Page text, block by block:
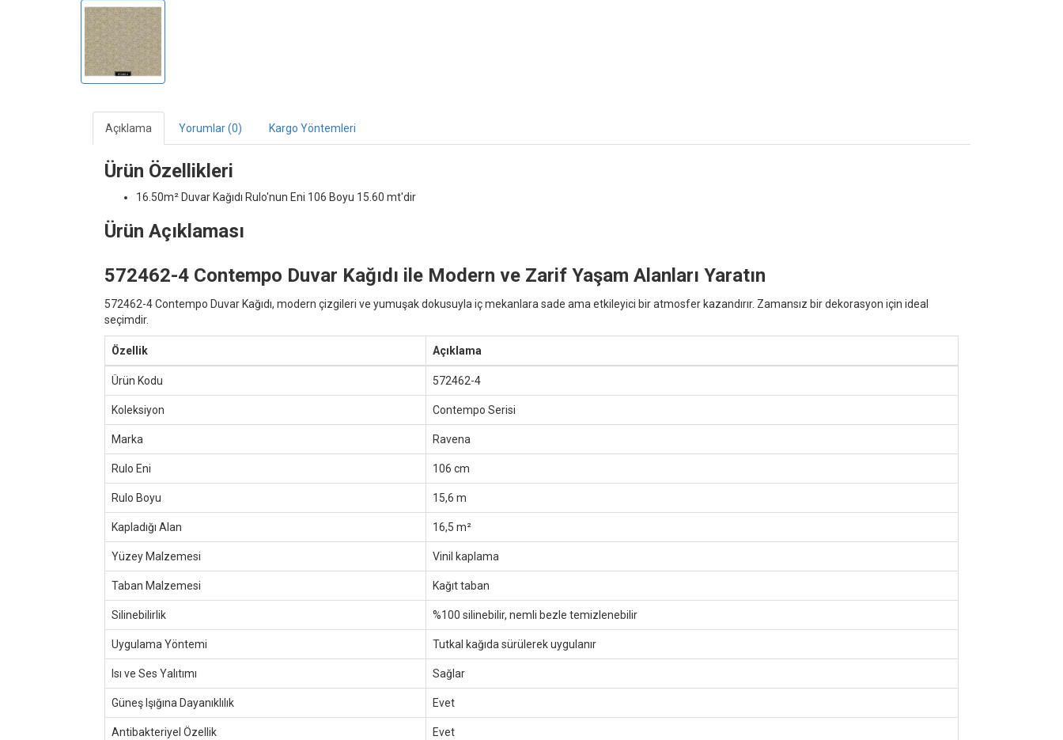
Açıklama Yorumlar (0) Kargo Yöntemleri
Ürün Özellikleri
16.50m² Duvar Kağıdı Rulo'nun Eni 106 Boyu 15.60 mt'dir
Ürün Açıklaması
572462-4 Contempo Duvar Kağıdı ile Modern ve Zarif Yaşam Alanları Yaratın
572462-4 Contempo Duvar Kağıdı, modern çizgileri ve yumuşak dokusuyla iç mekanlara sade ama etkileyici bir atmosfer kazandırır. Zamansız bir dekorasyon için ideal
seçimdir.
Özellik Açıklama
Ürün Kodu 572462-4
Koleksiyon Contempo Serisi
Marka Ravena
Rulo Eni 106 cm
Rulo Boyu 15,6 m
Kapladığı Alan 16,5 m²
Yüzey Malzemesi Vinil kaplama
Taban Malzemesi Kağıt taban
Silinebilirlik %100 silinebilir, nemli bezle temizlenebilir
Uygulama Yöntemi Tutkal kağıda sürülerek uygulanır
Isı ve Ses Yalıtımı Sağlar
Güneş Işığına Dayanıklılık Evet
Antibakteriyel Özellik Evet